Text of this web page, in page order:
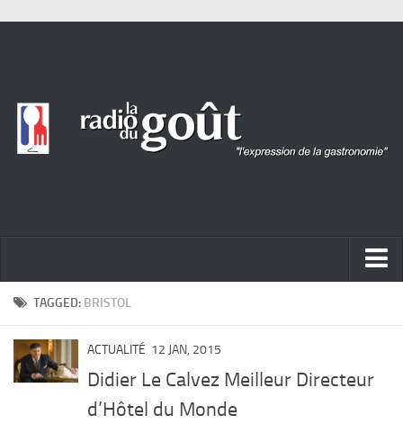
ACTUALITÉ
PORTRAITS
TAGGED: BRISTOL
ACTUALITÉ 12 JAN, 2015
Didier Le Calvez Meilleur Directeur
d’Hôtel du Monde